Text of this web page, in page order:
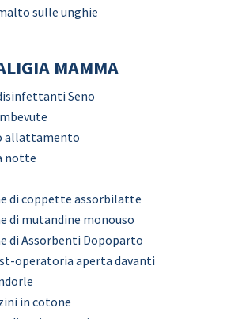
sulle unghie
MAMMA
Seno
allattamento
notte
di coppette assorbilatte
di mutandine monouso
di Assorbenti Dopoparto
operatoria aperta davanti
in cotone